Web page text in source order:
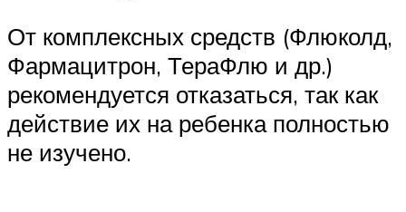
От комплексных средств (Флюколд,
Фармацитрон, ТераФлю и др.)
рекомендуется отказаться, так как
действие их на ребенка полностью
не изучено.